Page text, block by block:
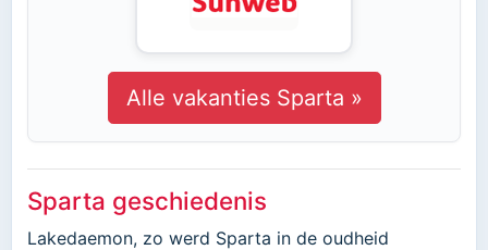
Alle vakanties Sparta »
Sparta geschiedenis
Lakedaemon, zo werd Sparta in de oudheid